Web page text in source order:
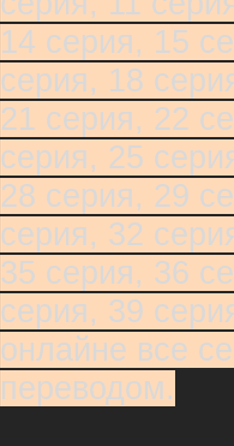
14 серия, 15
серия, 18
21 серия, 22
серия, 25
28 серия, 29
серия, 32
35 серия, 36
серия, 39
онлайне все
переводом.